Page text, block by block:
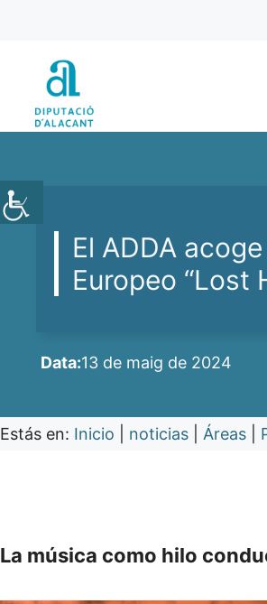
contingut
El ADDA
Europeo “Lost
Data:13 de maig de 2024
Estás en: Inicio noticias Áreas
La música como hilo